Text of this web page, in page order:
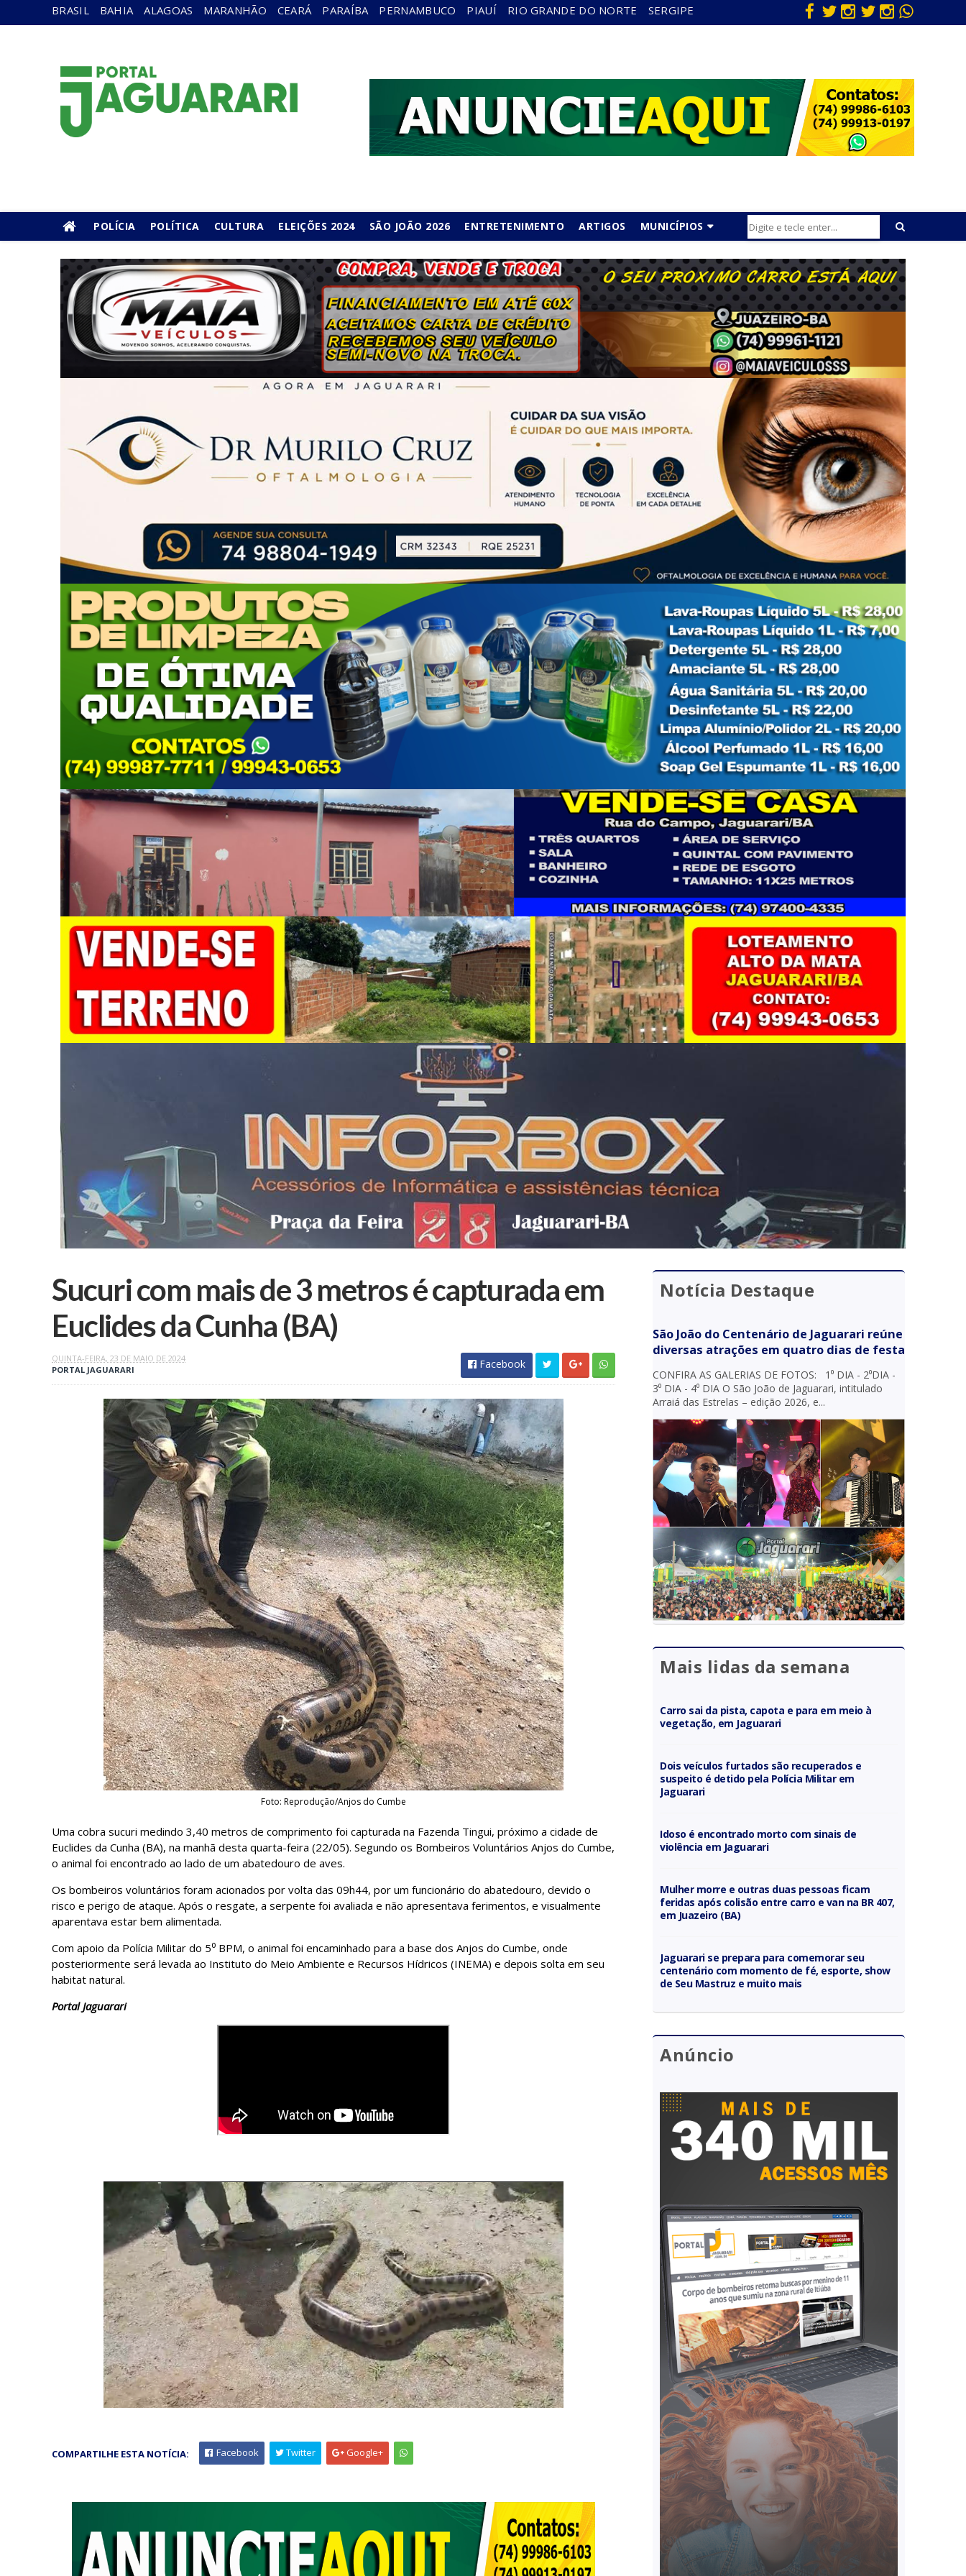
BRASIL BAHIA ALAGOAS MARANHÃO CEARÁ PARAÍBA PERNAMBUCO PIAUÍ RIO GRANDE DO NORTE SERGIPE
POLÍCIA POLÍTICA CULTURA ELEIÇÕES 2024 SÃO JOÃO 2026 ENTRETENIMENTO ARTIGOS MUNICÍPIOS
Sucuri com mais de 3 metros é capturada em
Euclides da Cunha (BA)
QUINTA-FEIRA, 23 DE MAIO DE 2024
PORTAL JAGUARARI
Facebook
Foto: Reprodução/Anjos do Cumbe
Uma cobra sucuri medindo 3,40 metros de comprimento foi capturada na Fazenda Tingui, próximo a cidade de
Euclides da Cunha (BA), na manhã desta quarta-feira (22/05). Segundo os Bombeiros Voluntários Anjos do Cumbe,
o animal foi encontrado ao lado de um abatedouro de aves.
Os bombeiros voluntários foram acionados por volta das 09h44, por um funcionário do abatedouro, devido o
risco e perigo de ataque. Após o resgate, a serpente foi avaliada e não apresentava ferimentos, e visualmente
aparentava estar bem alimentada.
Com apoio da Polícia Militar do 5⁰ BPM, o animal foi encaminhado para a base dos Anjos do Cumbe, onde
posteriormente será levada ao Instituto do Meio Ambiente e Recursos Hídricos (INEMA) e depois solta em seu
habitat natural.
Portal Jaguarari
COMPARTILHE ESTA NOTÍCIA: Facebook Twitter Google+
Notícia Destaque
São João do Centenário de Jaguarari reúne
diversas atrações em quatro dias de festa
CONFIRA AS GALERIAS DE FOTOS: 1⁰ DIA - 2⁰DIA -
3⁰ DIA - 4⁰ DIA O São João de Jaguarari, intitulado
Arraiá das Estrelas – edição 2026, e...
Mais lidas da semana
Carro sai da pista, capota e para em meio à
vegetação, em Jaguarari
Dois veículos furtados são recuperados e
suspeito é detido pela Polícia Militar em
Jaguarari
Idoso é encontrado morto com sinais de
violência em Jaguarari
Mulher morre e outras duas pessoas ficam
feridas após colisão entre carro e van na BR 407,
em Juazeiro (BA)
Jaguarari se prepara para comemorar seu
centenário com momento de fé, esporte, show
de Seu Mastruz e muito mais
Anúncio